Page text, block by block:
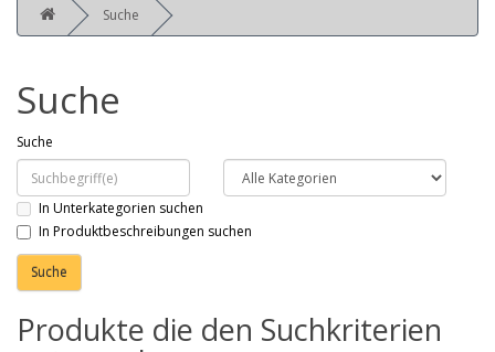
Suche
Suche
Suche
In Unterkategorien suchen
In Produktbeschreibungen suchen
Produkte die den Suchkriterien